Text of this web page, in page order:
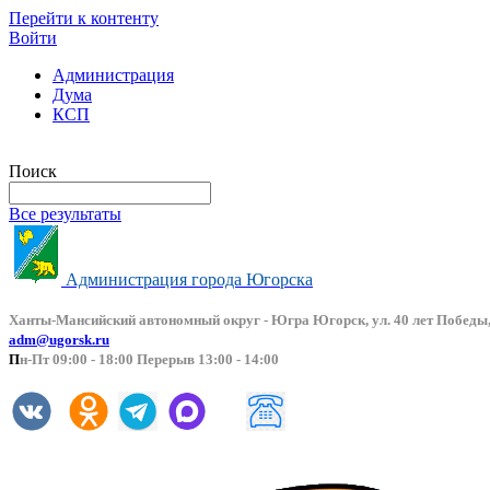
Перейти к контенту
Войти
Администрация
Дума
КСП
Поиск
Все результаты
Администрация города Югорска
Ханты-Мансийский автономный округ - Югра Югорск, ул. 40 лет
adm@ugorsk.ru
Пн-Пт 09:00 - 18:00 Перерыв 13:00 - 14:00